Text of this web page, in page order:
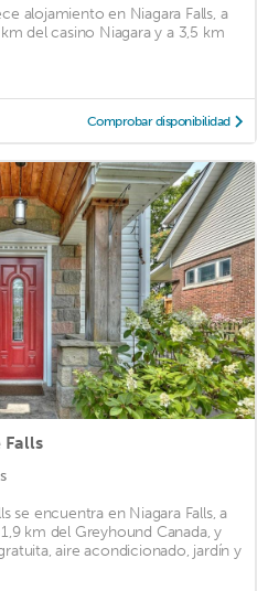
alojamiento en Niagara Falls, a
del casino Niagara y a 3,5 km
Comprobar disponibilidad
Falls
se encuentra en Niagara Falls, a
km del Greyhound Canada, y
aire acondicionado, jardín y